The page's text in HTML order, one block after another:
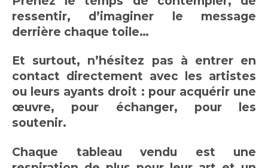
ressentir, d’imaginer le message
derrière chaque toile…
Et surtout, n’hésitez pas à entrer en
contact directement avec les artistes
ou leurs ayants droit : pour acquérir une
œuvre, pour échanger, pour les
soutenir.
Chaque tableau vendu est une